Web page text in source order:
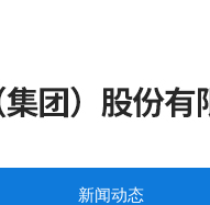
新闻动态